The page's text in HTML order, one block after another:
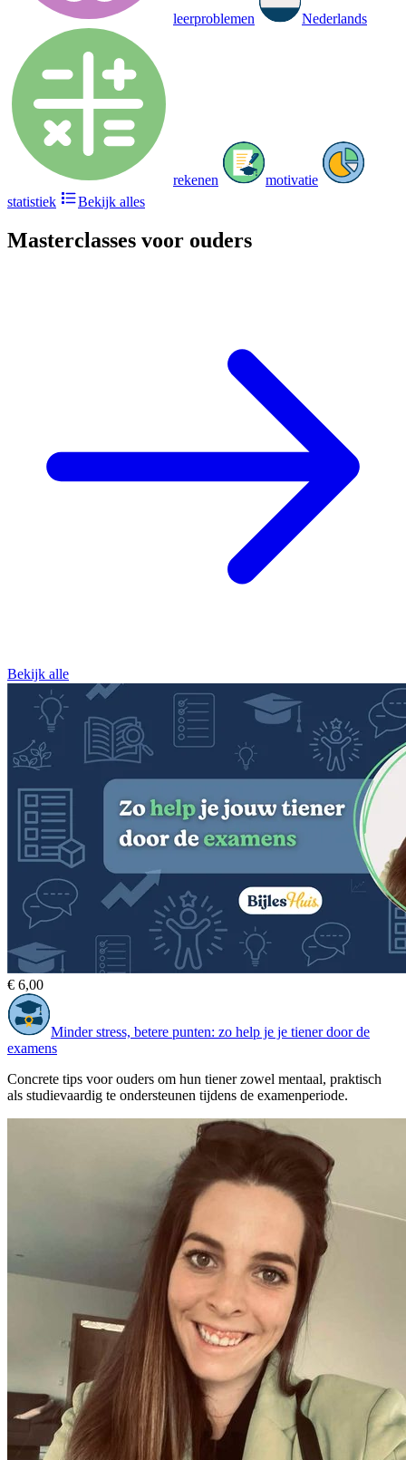
leerproblemen Nederlands
rekenen
motivatie
statistiek
Bekijk alles
Masterclasses voor ouders
Bekijk alle
€ 6,00
Minder stress, betere punten: zo help je je tiener door de
examens
Concrete tips voor ouders om hun tiener zowel mentaal, praktisch
als studievaardig te ondersteunen tijdens de examenperiode.